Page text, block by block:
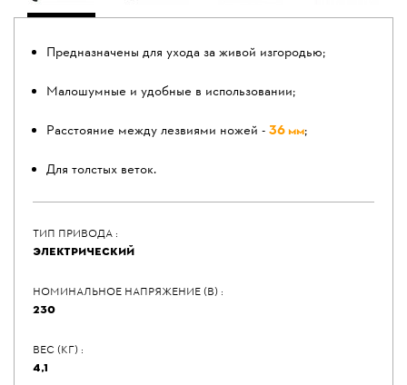
Предназначены для ухода за живой изгородью;
Малошумные и удобные в использовании;
Расстояние между лезвиями ножей -36 мм;
Для толстых веток.
ТИП ПРИВОДА :
ЭЛЕКТРИЧЕСКИЙ
НОМИНАЛЬНОЕ НАПРЯЖЕНИЕ (В) :
230
ВЕС (КГ) :
4,1